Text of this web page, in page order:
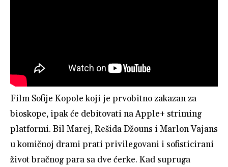
Film Sofije Kopole koji je prvobitno zakazan za
bioskope, ipak će debitovati na Apple+ striming
platformi. Bil Marej, Rešida Džouns i Marlon Vajans
u komičnoj drami prati privilegovani i sofisticirani
život bračnog para sa dve ćerke. Kad supruga